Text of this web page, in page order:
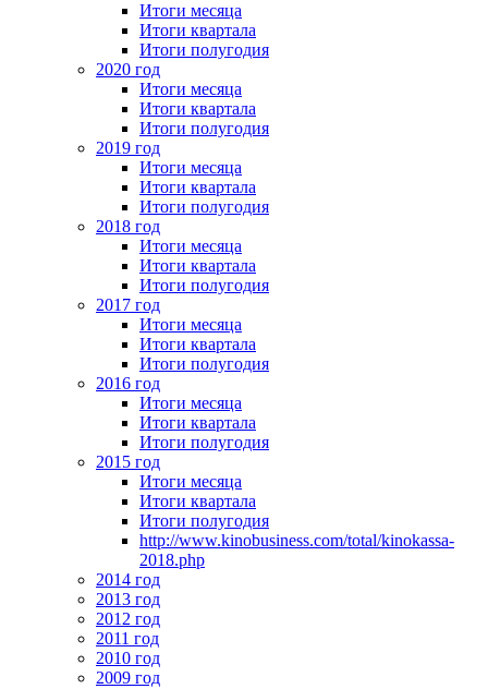
Итоги месяца
Итоги квартала
Итоги полугодия
2020 год
Итоги месяца
Итоги квартала
Итоги полугодия
2019 год
Итоги месяца
Итоги квартала
Итоги полугодия
2018 год
Итоги месяца
Итоги квартала
Итоги полугодия
2017 год
Итоги месяца
Итоги квартала
Итоги полугодия
2016 год
Итоги месяца
Итоги квартала
Итоги полугодия
2015 год
Итоги месяца
Итоги квартала
Итоги полугодия
http://www.kinobusiness.com/total/kinokassa-
2018.php
2014 год
2013 год
2012 год
2011 год
2010 год
2009 год